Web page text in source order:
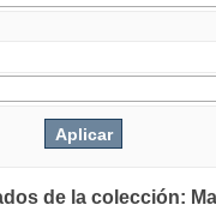
de la colección: